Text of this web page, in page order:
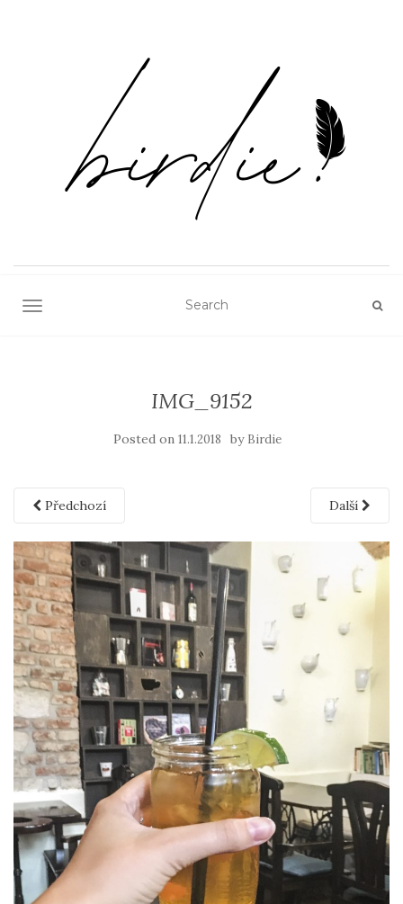
TOGGLE NAVIGATION
IMG_9152
Posted on 11.1.2018 by Birdie
Předchozí Další